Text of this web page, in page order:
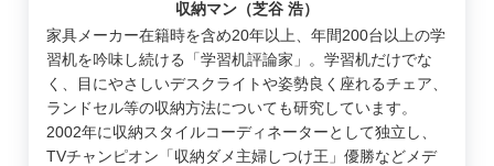
収納マン（芝谷 浩）
家具メーカー在籍時を含め20年以上、年間200台以上の学
習机を吟味し続ける「学習机評論家」。学習机だけでな
く、目にやさしいデスクライトや姿勢良く座れるチェア、
ランドセル等の収納方法についても研究しています。
2002年に収納スタイルコーディネーターとして独立し、
TVチャンピオン「収納ダメ主婦しつけ王」優勝などメデ